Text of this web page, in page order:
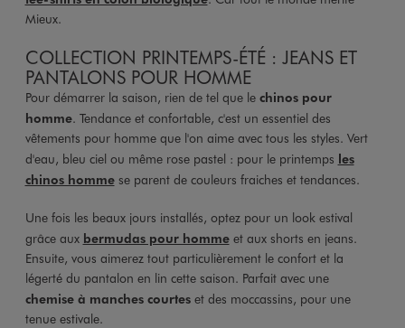
Mieux.
COLLECTION PRINTEMPS-ÉTÉ : JEANS ET
PANTALONS POUR HOMME
Pour démarrer la saison, rien de tel que lechinos pour
homme. Tendance et confortable, c'est un essentiel des
vêtements pour homme que l'on aime avec tous les styles. Vert
d'eau, bleu ciel ou même rose pastel : pour le printemps les
chinos hommese parent de couleurs fraiches et tendances.
Une fois les beaux jours installés, optez pour un look estival
grâce aux bermudas pour hommeet aux shorts en jeans.
Ensuite, vous aimerez tout particulièrement le confort et la
légerté du pantalon en lin cette saison. Parfait avec une
chemise à manches courteset des moccassins, pour une
tenue estivale.